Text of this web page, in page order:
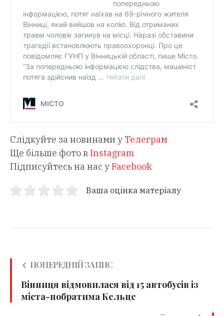
Слідкуйте за новинами у Телеграм
Ще більше фото в Instagram
Підписуйтесь на нас уFacebook
Ваша оцінка матеріалу
ПОПЕРЕДНІЙ ЗАПИС
Вінниця відмовилася від 15 автобусів із
міста-побратима Кельце